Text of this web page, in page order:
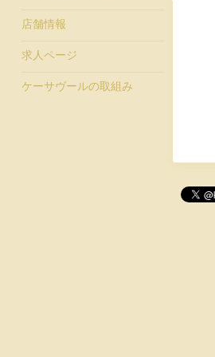
店舗情報
求人ページ
ケーサヴールの取組み